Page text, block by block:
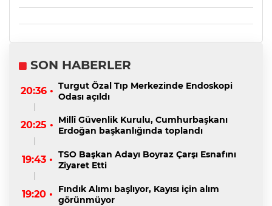
SON HABERLER
20:36 • Turgut Özal Tıp Merkezinde Endoskopi
Odası açıldı
20:25 • Millî Güvenlik Kurulu, Cumhurbaşkanı
Erdoğan başkanlığında toplandı
19:43 • TSO Başkan Adayı Boyraz Çarşı Esnafını
Ziyaret Etti
19:20 •
Fındık Alımı başlıyor, Kayısı için alım
görünmüyor